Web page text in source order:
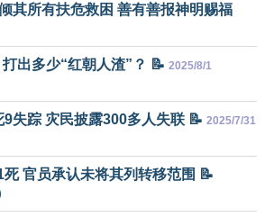
其所有扶危救困 善有善报神明赐福
出多少“红朝人渣”？ 📝 2025/8/1
失踪 灾民披露300多人失联 📝 2025/7/31
官员承认未将其列转移范围 📝